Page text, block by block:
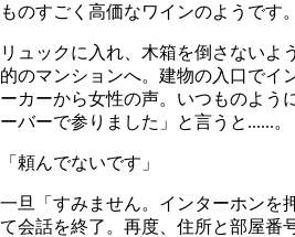
ものすごく高価なワインのようです。
リュックに入れ、木箱を倒さないよ
的のマンションへ。建物の入口でイ
ーカーから女性の声。いつものよう
ーバーで参りました」と言うと......。
「頼んでないです」
一旦「すみません。インターホンを
て会話を終了。再度、住所と部屋番